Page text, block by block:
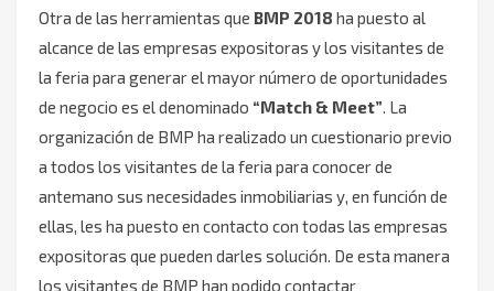
Otra de las herramientas que BMP 2018 ha puesto al
alcance de las empresas expositoras y los visitantes de
la feria para generar el mayor número de oportunidades
de negocio es el denominado “Match & Meet”. La
organización de BMP ha realizado un cuestionario previo
a todos los visitantes de la feria para conocer de
antemano sus necesidades inmobiliarias y, en función de
ellas, les ha puesto en contacto con todas las empresas
expositoras que pueden darles solución. De esta manera
los visitantes de BMP han podido contactar